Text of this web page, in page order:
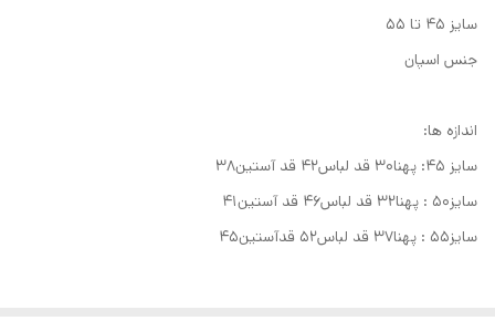
سایز ۴۵ تا ۵۵
جنس اسپان
اندازه ها:
سایز ۴۵: پهنا۳۰ قد لباس۴۲ قد آستین۳۸
سایز۵۰ : پهنا۳۲ قد لباس۴۶ قد آستین۴۱
سایز۵۵ : پهنا۳۷ قد لباس۵۲ قدآستین۴۵